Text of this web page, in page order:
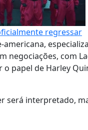
regressar
negociações, com
papel de Harley
será interpretado,